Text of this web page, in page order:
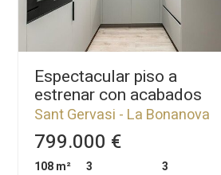
Espectacular piso a
estrenar con acabados
premium en la zona alta
de Barcelona
Sant Gervasi - La Bonanova
799.000 €
108 m²
3
3